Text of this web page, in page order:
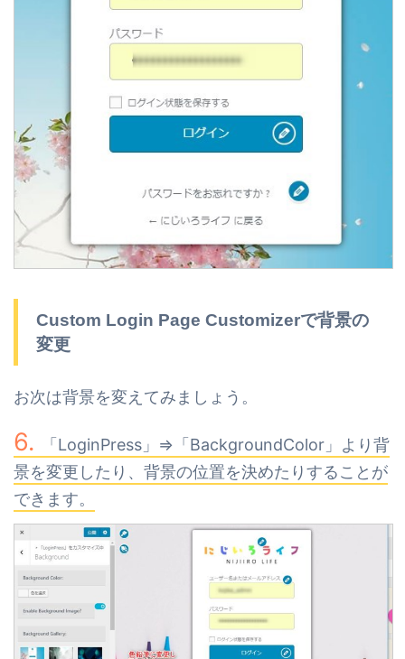
Custom Login Page Customizerで背景の
変更
お次は背景を変えてみましょう。
「LoginPress」⇒「BackgroundColor」より背
景を変更したり、背景の位置を決めたりすることが
できます。